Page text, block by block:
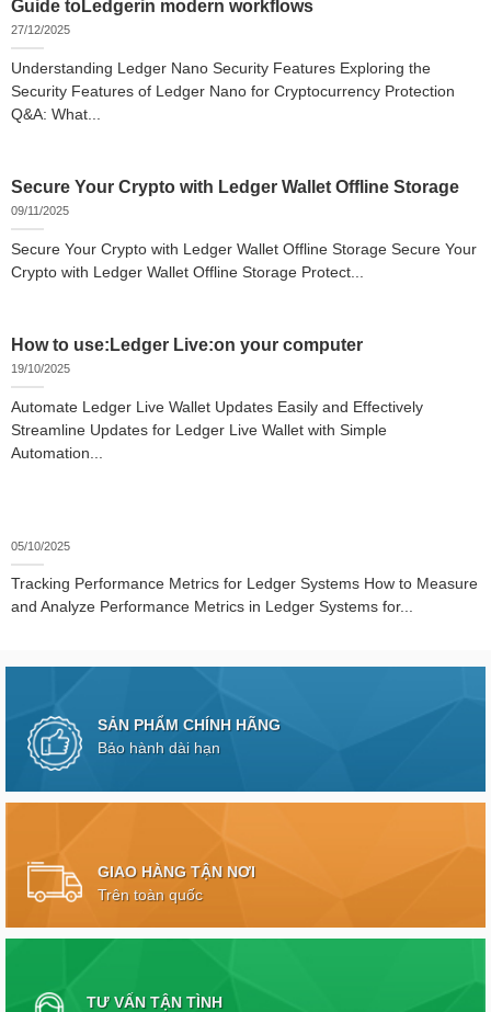
Guide toLedgerin modern workflows
27/12/2025
Understanding Ledger Nano Security Features Exploring the
Security Features of Ledger Nano for Cryptocurrency Protection
Q&A: What...
Secure Your Crypto with Ledger Wallet Offline Storage
09/11/2025
Secure Your Crypto with Ledger Wallet Offline Storage Secure Your
Crypto with Ledger Wallet Offline Storage Protect...
How to use:Ledger Live:on your computer
19/10/2025
Automate Ledger Live Wallet Updates Easily and Effectively
Streamline Updates for Ledger Live Wallet with Simple
Automation...
05/10/2025
Tracking Performance Metrics for Ledger Systems How to Measure
and Analyze Performance Metrics in Ledger Systems for...
SẢN PHẨM CHÍNH HÃNG
Bảo hành dài hạn
GIAO HÀNG TẬN NƠI
Trên toàn quốc
TƯ VẤN TẬN TÌNH